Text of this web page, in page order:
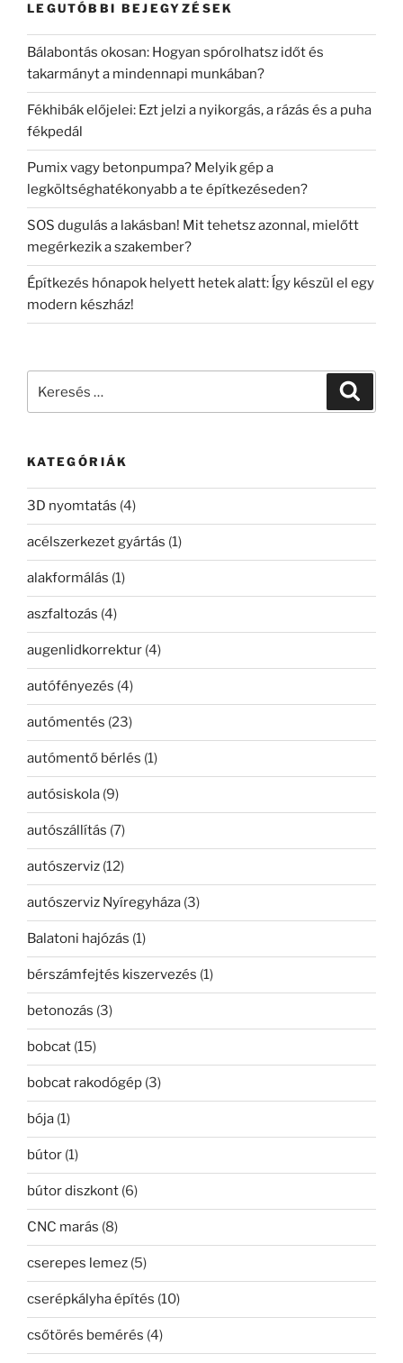
LEGUTÓBBI BEJEGYZÉSEK
Bálabontás okosan: Hogyan spórolhatsz időt és
takarmányt a mindennapi munkában?
Fékhibák előjelei: Ezt jelzi a nyikorgás, a rázás és a puha
fékpedál
Pumix vagy betonpumpa? Melyik gép a
legköltséghatékonyabb a te építkezéseden?
SOS dugulás a lakásban! Mit tehetsz azonnal, mielőtt
megérkezik a szakember?
Építkezés hónapok helyett hetek alatt: Így készül el egy
modern készház!
KATEGÓRIÁK
3D nyomtatás (4)
acélszerkezet gyártás (1)
alakformálás (1)
aszfaltozás (4)
augenlidkorrektur (4)
autófényezés (4)
autómentés (23)
autómentő bérlés (1)
autósiskola (9)
autószállítás (7)
autószerviz (12)
autószerviz Nyíregyháza (3)
Balatoni hajózás (1)
bérszámfejtés kiszervezés (1)
betonozás (3)
bobcat (15)
bobcat rakodógép (3)
bója (1)
bútor (1)
bútor diszkont (6)
CNC marás (8)
cserepes lemez (5)
cserépkályha építés (10)
csőtörés bemérés (4)